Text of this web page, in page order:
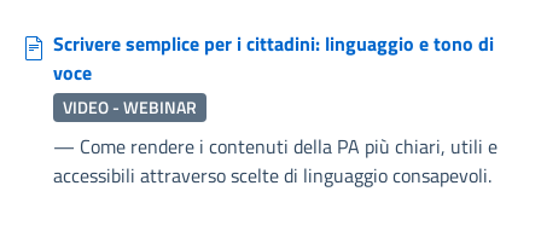
Scrivere semplice per i cittadini: linguaggio e tono di
voce
VIDEO - WEBINAR
— Come rendere i contenuti della PA più chiari, utili e
accessibili attraverso scelte di linguaggio consapevoli.